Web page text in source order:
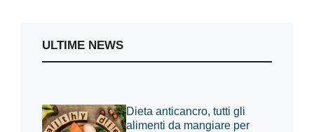
ULTIME NEWS
Dieta anticancro, tutti gli
alimenti da mangiare per